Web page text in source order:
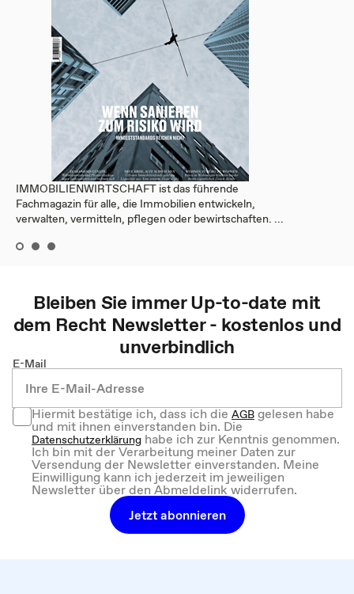
IMMOBILIENWIRTSCHAFT ist das führende
Fachmagazin für alle, die Immobilien entwickeln,
verwalten, vermitteln, pflegen oder bewirtschaften. ...
Bleiben Sie immer Up-to-date mit
dem Recht Newsletter - kostenlos und
unverbindlich
E-Mail
Hiermit bestätige ich, dass ich dieAGBgelesen habe
und mit ihnen einverstanden bin. Die
Datenschutzerklärung habe ich zur Kenntnis genommen.
Ich bin mit der Verarbeitung meiner Daten zur
Versendung der Newsletter einverstanden. Meine
Einwilligung kann ich jederzeit im jeweiligen
Newsletter über den Abmeldelink widerrufen.
Jetzt abonnieren